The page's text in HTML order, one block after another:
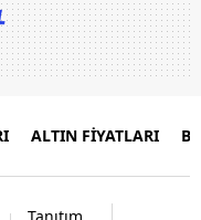
ALTIN FİYATLARI